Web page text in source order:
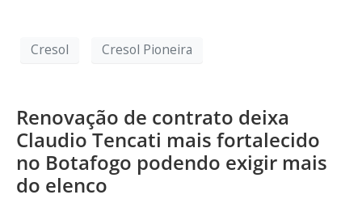
Cresol Cresol Pioneira
Renovação de contrato deixa
Claudio Tencati mais fortalecido
no Botafogo podendo exigir mais
do elenco